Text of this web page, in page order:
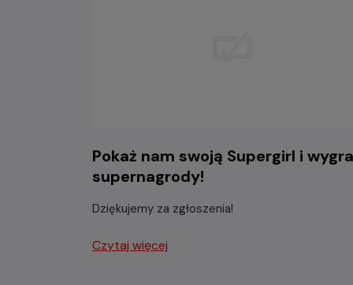
Pokaż nam swoją Supergirl i
supernagrody!
Dziękujemy za zgłoszenia!
Czytaj więcej